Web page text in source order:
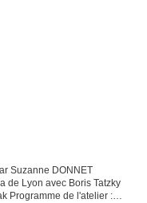
Suzanne DONNET
de Lyon avec Boris Tatzky
Programme de l'atelier :